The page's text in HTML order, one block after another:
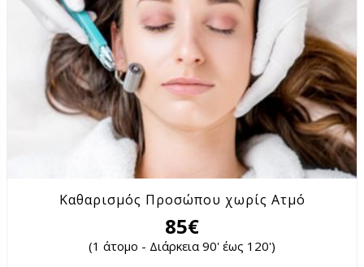
Καθαρισμός Προσώπου χωρίς Ατμό
85€
(1 άτομο - Διάρκεια 90' έως 120')